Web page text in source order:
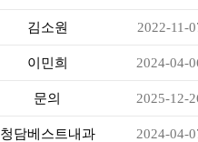
김소원 2022-11-
이민희 2024-04-
문의 2025-12-
청담베스트내과 2024-04-